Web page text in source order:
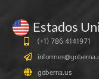
Estados
(+1) 786 4141971
goberna.us